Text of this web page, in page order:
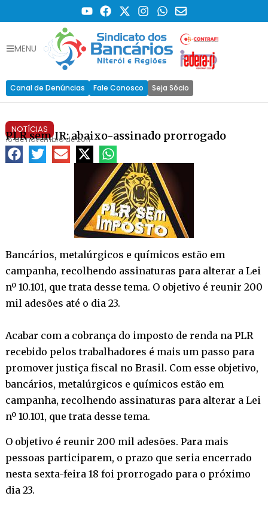
MENU
Canal de Denúncias Fale Conosco Seja Sócio
NOTÍCIAS
PLR sem IR: abaixo-assinado prorrogado
16 de novembro de 2011
Bancários, metalúrgicos e químicos estão em
campanha, recolhendo assinaturas para alterar a Lei
nº 10.101, que trata desse tema. O objetivo é reunir 200
mil adesões até o dia 23.
Acabar com a cobrança do imposto de renda na PLR
recebido pelos trabalhadores é mais um passo para
promover justiça fiscal no Brasil. Com esse objetivo,
bancários, metalúrgicos e químicos estão em
campanha, recolhendo assinaturas para alterar a Lei
nº 10.101, que trata desse tema.
O objetivo é reunir 200 mil adesões. Para mais
pessoas participarem, o prazo que seria encerrado
nesta sexta-feira 18 foi prorrogado para o próximo
dia 23.